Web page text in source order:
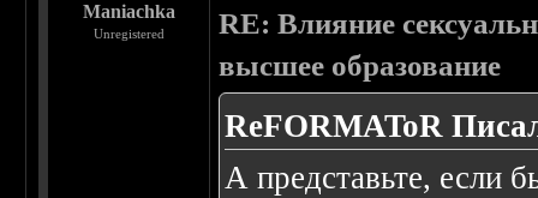
Maniachka
Unregistered
RE: Влияние
высшее образование
ReFORMAToR
А представьте, если